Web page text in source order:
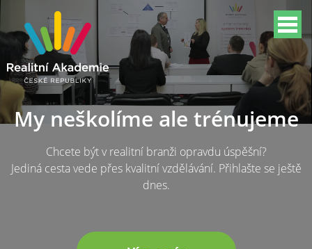
My neškolíme ale trénujeme
Chcete být v realitní branži opravdu úspěšní?
Jediná cesta vede přes kvalitní vzdělávání. Přihlašte se ještě
dnes.